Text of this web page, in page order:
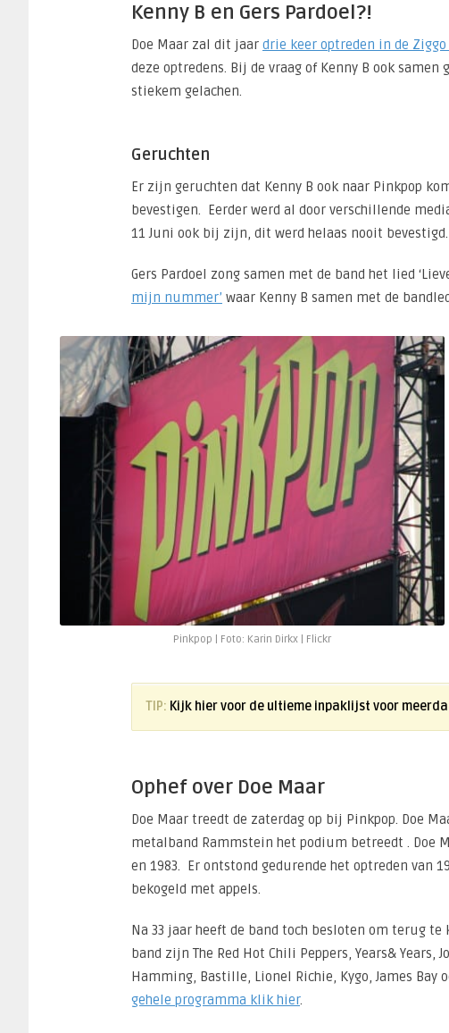
Kenny B en Gers Pardoel?!
Doe Maar zal dit jaar drie keer optreden in de Ziggo
deze optredens. Bij de vraag of Kenny B ook
stiekem gelachen.
Geruchten
Er zijn geruchten dat Kenny B ook naar Pinkpop
bevestigen. Eerder werd al door verschillende
11 Juni ook bij zijn, dit werd helaas nooit bevestigd.
Gers Pardoel zong samen met de band het lied
mijn nummer’ waar Kenny B samen met de
Pinkpop | Foto: Karin Dirkx | Flickr
TIP: Kijk hier voor de ultieme inpaklijst voor
Ophef over Doe Maar
Doe Maar treedt de zaterdag op bij Pinkpop. Doe
metalband Rammstein het podium betreedt . Doe
en 1983. Er ontstond gedurende het optreden van
bekogeld met appels.
Na 33 jaar heeft de band toch besloten om terug te
band zijn The Red Hot Chili Peppers, Years& Years,
Hamming, Bastille, Lionel Richie, Kygo, James Bay
gehele programma klik hier.